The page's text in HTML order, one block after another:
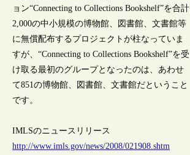
ョン“Connecting to Collections Bookshelf”を合計
2,000の中小規模の博物館、図書館、文書館等
に無償配布するプロジェクトが柱なっていま
すが、“Connecting to Collections Bookshelf”を受
け取る最初のグループとなったのは、あわせ
て851の博物館、図書館、文書館だということ
です。
IMLSのニュースリリース
http://www.imls.gov/news/2008/021908.shtm